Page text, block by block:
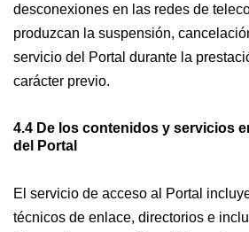
desconexiones en las redes de
produzcan la suspensión,
servicio del Portal durante la
carácter previo.
4.4 De los contenidos y servicios
del Portal
El servicio de acceso al Portal
técnicos de enlace, directorios e